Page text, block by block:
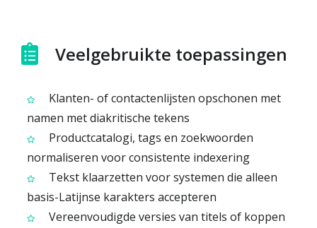
Veelgebruikte toepassingen
Klanten- of contactenlijsten opschonen met
namen met diakritische tekens
Productcatalogi, tags en zoekwoorden
normaliseren voor consistente indexering
Tekst klaarzetten voor systemen die alleen
basis-Latijnse karakters accepteren
Vereenvoudigde versies van titels of koppen